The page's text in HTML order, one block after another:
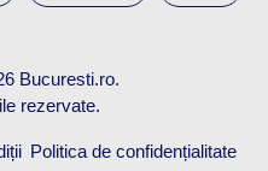
Bucuresti.ro.
rezervate.
Politica de confidențialitate